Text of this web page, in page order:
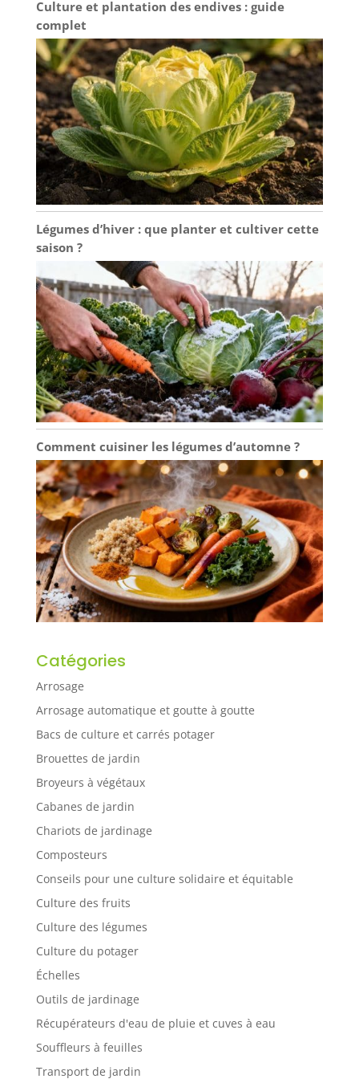
Culture et plantation des endives : guide
complet
Légumes d’hiver : que planter et cultiver cette
saison ?
Comment cuisiner les légumes d’automne ?
Catégories
Arrosage
Arrosage automatique et goutte à goutte
Bacs de culture et carrés potager
Brouettes de jardin
Broyeurs à végétaux
Cabanes de jardin
Chariots de jardinage
Composteurs
Conseils pour une culture solidaire et équitable
Culture des fruits
Culture des légumes
Culture du potager
Échelles
Outils de jardinage
Récupérateurs d'eau de pluie et cuves à eau
Souffleurs à feuilles
Transport de jardin